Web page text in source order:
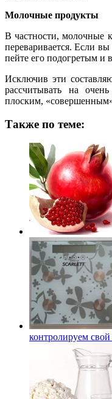
Молочные продукты
В частности, молочные
переваривается. Если
пейте его подогретым и
Исключив эти
рассчитывать на
плоским,
Также по теме:
контролируем свой